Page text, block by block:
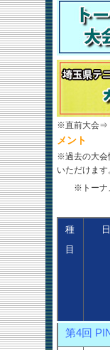
※直前大会
メント
※過去の大会
いただけます
※トーナ
種
目
第4回